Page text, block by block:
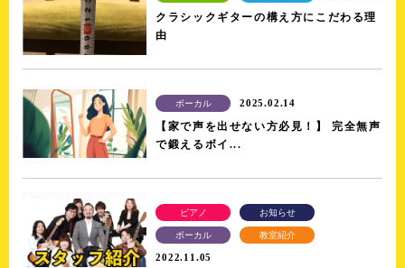
クラシックギターの構え方にこだわる理
由
ボーカル 2025.02.14
【家で声を出せない方必見！】 完全無声
で鍛えるボイ...
ピアノ お知らせ
ボーカル 教室紹介
2022.11.05